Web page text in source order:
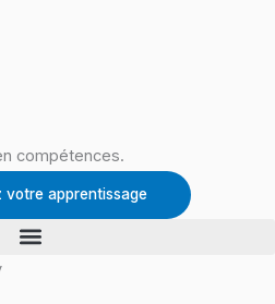
compétences.
votre apprentissage